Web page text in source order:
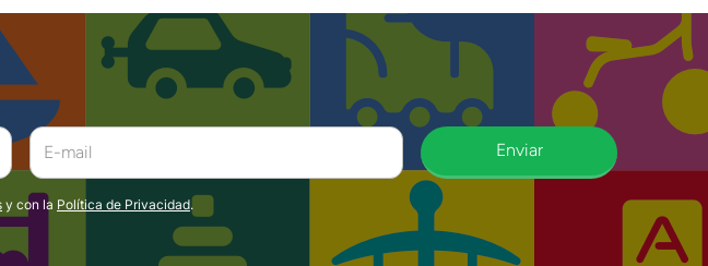
Enviar
y con la Política de Privacidad.